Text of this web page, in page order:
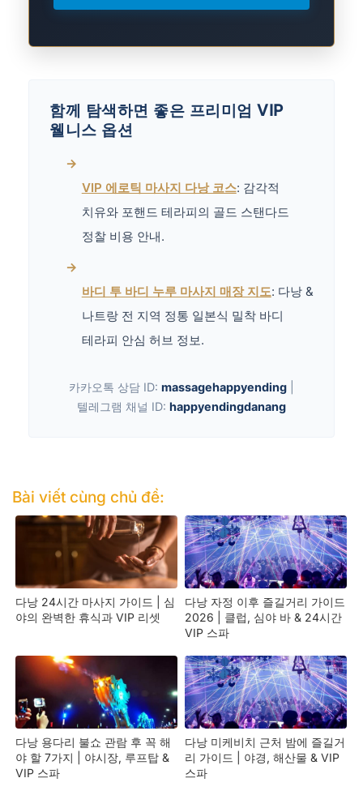
함께 탐색하면 좋은 프리미엄 VIP
웰니스 옵션
→
VIP 에로틱 마사지 다낭 코스: 감각적
치유와 포핸드 테라피의 골드 스탠다드
정찰 비용 안내.
→
바디 투 바디 누루 마사지 매장 지도: 다낭 &
나트랑 전 지역 정통 일본식 밀착 바디
테라피 안심 허브 정보.
카카오톡 상담 ID: massagehappyending
텔레그램 채널 ID: happyendingdanang
Bài viết cùng chủ đề:
다낭 24시간 마사지 가이드 | 심
야의 완벽한 휴식과 VIP 리셋
다낭 자정 이후 즐길거리 가이드
2026 | 클럽, 심야 바 & 24시간
VIP 스파
다낭 용다리 불쇼 관람 후 꼭 해
야 할 7가지 | 야시장, 루프탑 &
VIP 스파
다낭 미케비치 근처 밤에 즐길거
리 가이드 | 야경, 해산물 & VIP
스파